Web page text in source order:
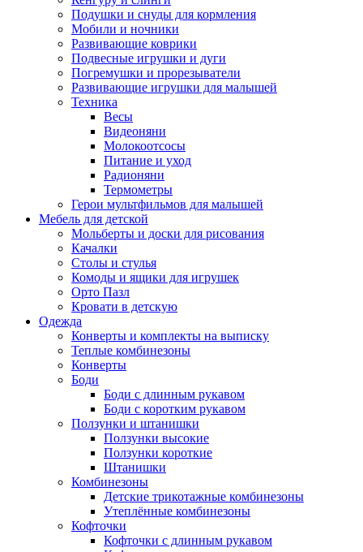
Подушки и снуды для кормления
Мобили и ночники
Развивающие коврики
Подвесные игрушки и дуги
Погремушки и прорезыватели
Развивающие игрушки для малышей
Техника
Весы
Видеоняни
Молокоотсосы
Питание и уход
Радионяни
Термометры
Герои мультфильмов для малышей
Мебель для детской
Мольберты и доски для рисования
Качалки
Столы и стулья
Комоды и ящики для игрушек
Орто Пазл
Кровати в детскую
Одежда
Конверты и комплекты на выписку
Теплые комбинезоны
Конверты
Боди
Боди с длинным рукавом
Боди с коротким рукавом
Ползунки и штанишки
Ползунки высокие
Ползунки короткие
Штанишки
Комбинезоны
Детские трикотажные комбинезоны
Утеплённые комбинезоны
Кофточки
Кофточки с длинным рукавом